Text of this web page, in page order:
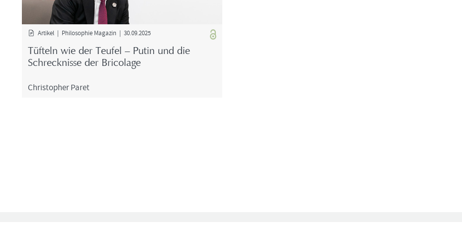
Ar­ti­kel | Phi­lo­so­phie Ma­ga­zin | 30.09.2025
Tüf­teln wie der Teu­fel – Putin und die
Schreck­nis­se der Bri­co­la­ge
Chris­to­pher Paret